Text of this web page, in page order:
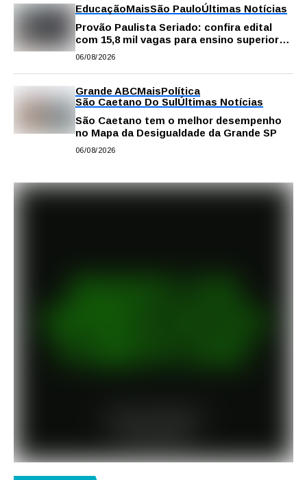
EducaçãoMaisSão PauloÚltimas Notícias
Provão Paulista Seriado: confira edital
com 15,8 mil vagas para ensino superior
público
06/08/2026
Grande ABCMaisPolítica
São Caetano Do SulÚltimas Notícias
São Caetano tem o melhor desempenho
no Mapa da Desigualdade da Grande SP
06/08/2026